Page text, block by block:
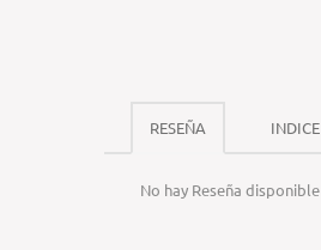
RESEÑA INDICE
No hay Reseña disponible